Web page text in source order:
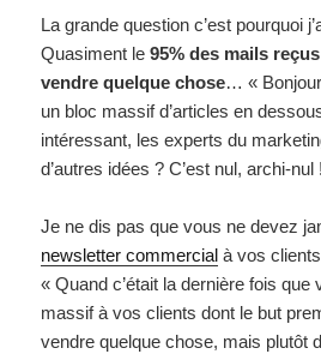
La grande question c’est pourquoi
Quasiment le95% des mails
vendre quelque chose… «
un bloc massif d’articles en
intéressant, les experts du
d’autres idées ? C’est nul, archi-nul !
Je ne dis pas que vous ne devez
newsletter commercial à vos
« Quand c’était la dernière fois
massif à vos clients dont le but
vendre quelque chose, mais plutôt